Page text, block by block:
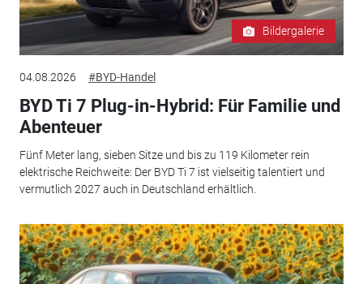
Bildergalerie
04.08.2026 #BYD-Handel
BYD Ti 7 Plug-in-Hybrid: Für Familie und
Abenteuer
Fünf Meter lang, sieben Sitze und bis zu 119 Kilometer rein
elektrische Reichweite: Der BYD Ti 7 ist vielseitig talentiert und
vermutlich 2027 auch in Deutschland erhältlich.